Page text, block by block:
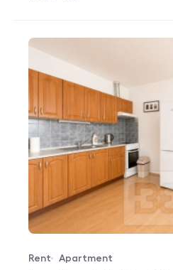
Offer type
Rent
Property type
Apartment